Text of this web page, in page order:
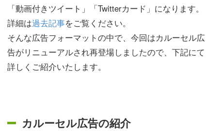
「動画付きツイート」「Twitterカード」になります。
詳細は過去記事をご覧ください。
そんな広告フォーマットの中で、今回はカルーセル広
告がリニューアルされ再登場しましたので、下記にて
詳しくご紹介いたします。
カルーセル広告の紹介